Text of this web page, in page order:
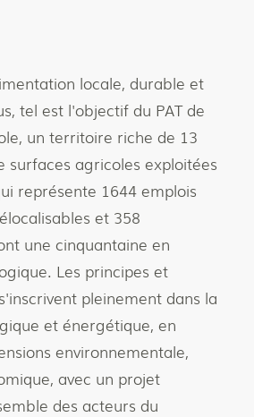
locale, durable et
tel est l'objectif du PAT de
un territoire riche de 13
surfaces agricoles exploitées
représente 1644 emplois
et 358
une cinquantaine en
Les principes et
pleinement dans la
et énergétique, en
environnementale,
avec un projet
des acteurs du